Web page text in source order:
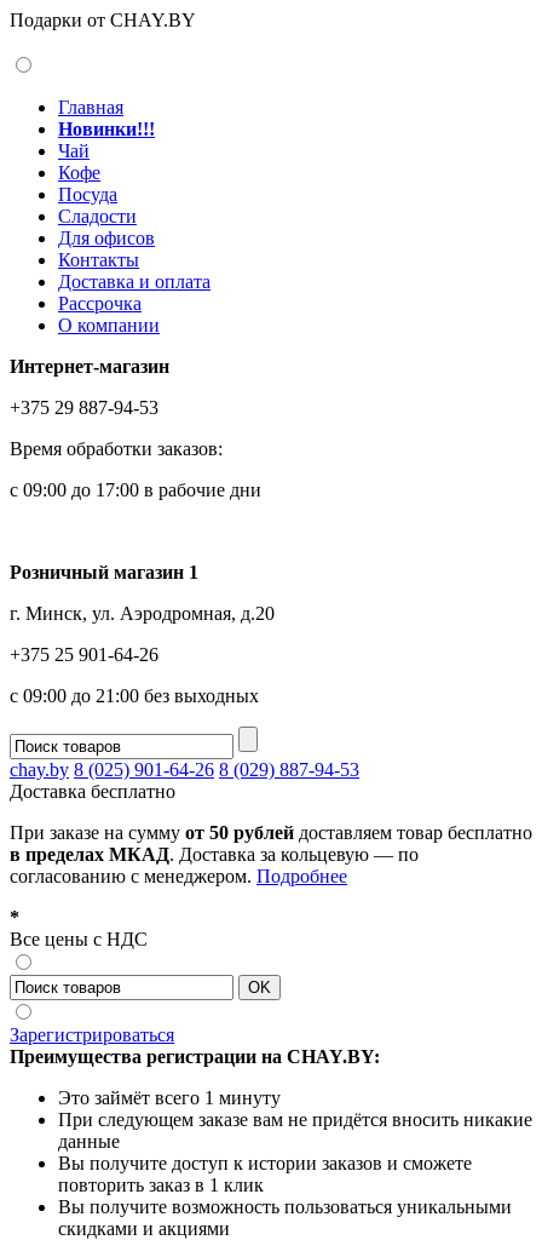
Подарки от CHAY.BY
Главная
Новинки!!!
Чай
Кофе
Посуда
Сладости
Для офисов
Контакты
Доставка и оплата
Рассрочка
О компании
Интернет-магазин
+375 29 887-94-53
Время обработки заказов:
с 09:00 до 17:00 в рабочие дни
Розничный магазин 1
г. Минск, ул. Аэродромная, д.20
+375 25 901-64-26
с 09:00 до 21:00 без выходных
chay.by 8 (025) 901-64-26 8 (029) 887-94-53
Доставка бесплатно
При заказе на сумму от 50 рублей доставляем товар бесплатно
в пределах МКАД. Доставка за кольцевую — по
согласованию с менеджером. Подробнее
*
Все цены с НДС
Зарегистрироваться
Преимущества регистрации на CHAY.BY:
Это займёт всего 1 минуту
При следующем заказе вам не придётся вносить никакие
данные
Вы получите доступ к истории заказов и сможете
повторить заказ в 1 клик
Вы получите возможность пользоваться уникальными
скидками и акциями